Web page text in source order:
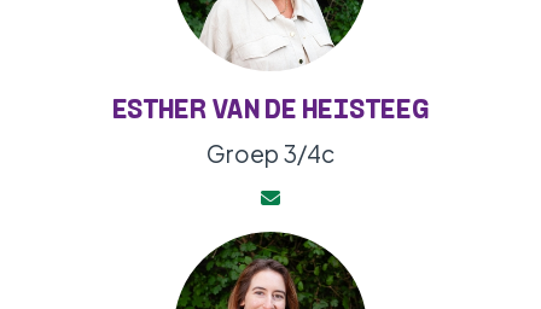
ESTHER VAN DE HEISTEEG
Groep 3/4c